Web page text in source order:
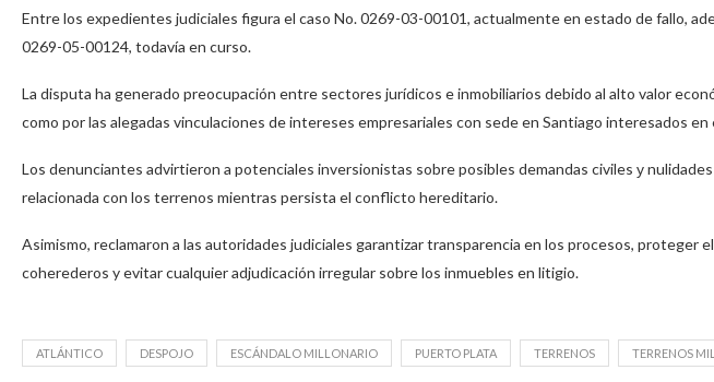
Entre los expedientes judiciales figura el caso No. 0269-03-00101, actualmente en estado de fallo,
0269-05-00124, todavía en curso.
La disputa ha generado preocupación entre sectores jurídicos e inmobiliarios debido al alto valor
como por las alegadas vinculaciones de intereses empresariales con sede en Santiago interesados
Los denunciantes advirtieron a potenciales inversionistas sobre posibles demandas civiles у
relacionada con los terrenos mientras persista el conflicto hereditario.
Asimismo, reclamaron a las autoridades judiciales garantizar transparencia en los procesos, proteger
coherederos y evitar cualquier adjudicación irregular sobre los inmuebles en litigio.
ATLÁNTICO DESPOJO ESCÁNDALO MILLONARIO PUERTO PLATA TERRENOS TERRENOS